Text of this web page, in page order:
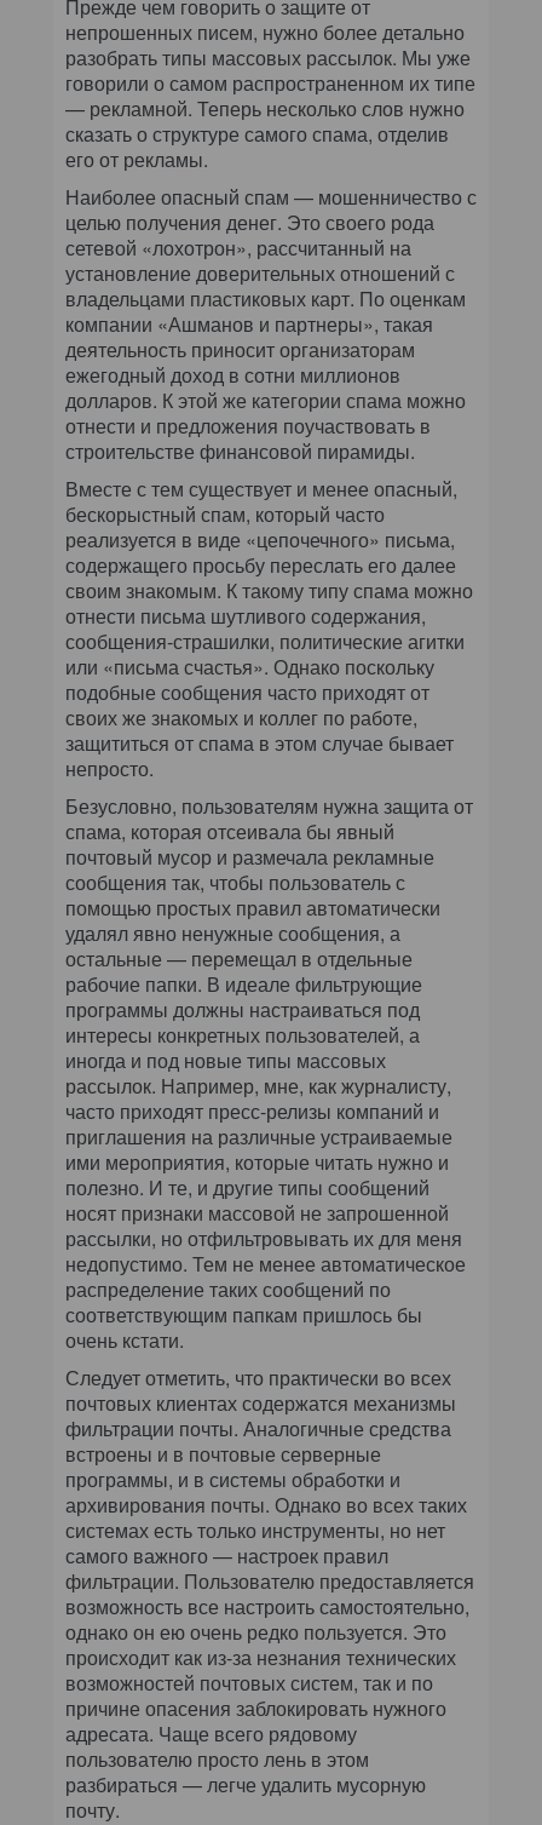
Прежде чем говорить о защите от
непрошенных писем, нужно более детально
разобрать типы массовых рассылок. Мы уже
говорили о самом распространенном их типе
— рекламной. Теперь несколько слов нужно
сказать о структуре самого спама, отделив
его от рекламы.
Наиболее опасный спам — мошенничество с
целью получения денег. Это своего рода
сетевой «лохотрон», рассчитанный на
установление доверительных отношений с
владельцами пластиковых карт. По оценкам
компании «Ашманов и партнеры», такая
деятельность приносит организаторам
ежегодный доход в сотни миллионов
долларов. К этой же категории спама можно
отнести и предложения поучаствовать в
строительстве финансовой пирамиды.
Вместе с тем существует и менее опасный,
бескорыстный спам, который часто
реализуется в виде «цепочечного» письма,
содержащего просьбу переслать его далее
своим знакомым. К такому типу спама можно
отнести письма шутливого содержания,
сообщения-страшилки, политические агитки
или «письма счастья». Однако поскольку
подобные сообщения часто приходят от
своих же знакомых и коллег по работе,
защититься от спама в этом случае бывает
непросто.
Безусловно, пользователям нужна защита от
спама, которая отсеивала бы явный
почтовый мусор и размечала рекламные
сообщения так, чтобы пользователь с
помощью простых правил автоматически
удалял явно ненужные сообщения, а
остальные — перемещал в отдельные
рабочие папки. В идеале фильтрующие
программы должны настраиваться под
интересы конкретных пользователей, а
иногда и под новые типы массовых
рассылок. Например, мне, как журналисту,
часто приходят пресс-релизы компаний и
приглашения на различные устраиваемые
ими мероприятия, которые читать нужно и
полезно. И те, и другие типы сообщений
носят признаки массовой не запрошенной
рассылки, но отфильтровывать их для меня
недопустимо. Тем не менее автоматическое
распределение таких сообщений по
соответствующим папкам пришлось бы
очень кстати.
Следует отметить, что практически во всех
почтовых клиентах содержатся механизмы
фильтрации почты. Аналогичные средства
встроены и в почтовые серверные
программы, и в системы обработки и
архивирования почты. Однако во всех таких
системах есть только инструменты, но нет
самого важного — настроек правил
фильтрации. Пользователю предоставляется
возможность все настроить самостоятельно,
однако он ею очень редко пользуется. Это
происходит как из-за незнания технических
возможностей почтовых систем, так и по
причине опасения заблокировать нужного
адресата. Чаще всего рядовому
пользователю просто лень в этом
разбираться — легче удалить мусорную
почту.